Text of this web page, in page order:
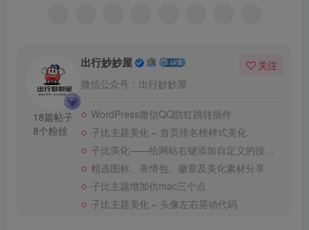
18篇帖子
8个粉丝
出行妙妙屋
微信公众号：出行妙妙屋
关注
WordPress微信QQ防红跳转插件
子比主题美化 – 首页排名榜样式美化
子比美化——给网站右键添加自定义的按钮美化以及网站添加随便看看按钮
精选图标、表情包、徽章及美化素材分享
子比主题增加仿mac三个点
子比主题美化 – 头像左右晃动代码